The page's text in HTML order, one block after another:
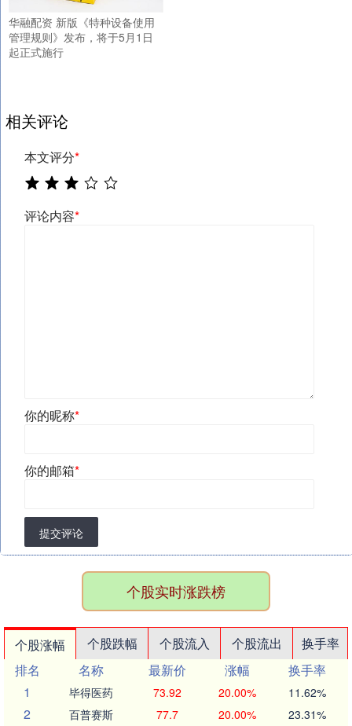
华融配资 新版《特种设备使用
管理规则》发布，将于5月1日
起正式施行
相关评论
本文评分*
评论内容*
你的昵称*
你的邮箱*
提交评论
个股实时涨跌榜
个股涨幅 个股跌幅 个股流入 个股流出
换手率
排名
名称 最新价 涨幅
换手率
1
毕得医药 73.92 20.00% 11.62%
2 百普赛斯 77.7 20.00% 23.31%